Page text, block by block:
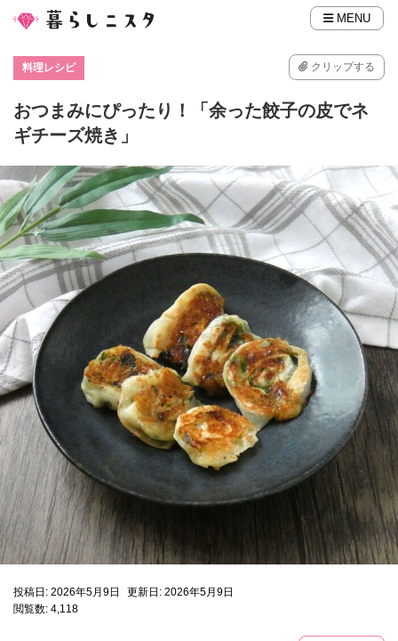
MENU
料理レシピ クリップする
おつまみにぴったり！「余った餃子の皮でネ
ギチーズ焼き」
投稿日: 2026年5月9日
更新日: 2026年5月9日
閲覧数: 4,118